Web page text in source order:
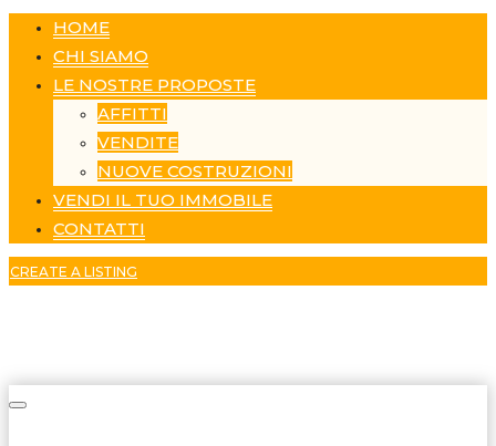
HOME
CHI SIAMO
LE NOSTRE PROPOSTE
AFFITTI
VENDITE
NUOVE COSTRUZIONI
VENDI IL TUO IMMOBILE
CONTATTI
CREATE A LISTING